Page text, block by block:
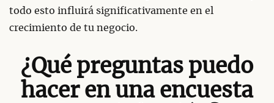
todo esto influirá significativamente en el
crecimiento de tu negocio.
¿Qué preguntas puedo
hacer en una encuesta